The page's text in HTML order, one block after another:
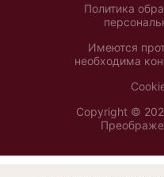
Политика
Имеются
необходима
Copyright ©